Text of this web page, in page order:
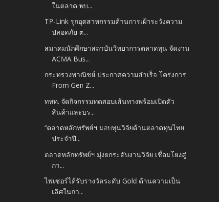
ในตลาด พบ...
TP-Link รุกอุตสาหกรรมด้านการเฝ้าระวังความ
ปลอดภัย ต...
สมาคมนักศึกษาสถาบันวิทยาการตลาดทุน จัดงาน
ACMA Bus...
กระทรวงพาณิชย์ ประกาศความสำเร็จ โครงการ
From Gen Z...
ททท. จัดกิจกรรมทดสอบเส้นทางพร้อมเปิดตัว
สินค้าและบร...
“ตลาดหลักทรัพย์ฯ มอบทุนวิจัยด้านตลาดทุนไทย
ประจำปี...
ตลาดหลักทรัพย์ฯ มุ่งยกระดับงานวิจัย เชื่อมโยงสู่
กา...
ไฟเซอร์ได้รับรางวัลระดับ Gold ด้านความเป็น
เลิศในกา...